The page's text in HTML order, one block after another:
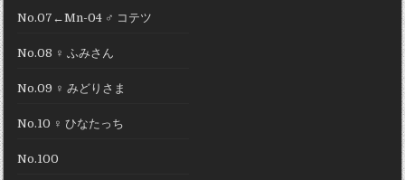
No.07←Mn-04 ♂ コテツ
No.08 ♀ ふみさん
No.09 ♀ みどりさま
No.10 ♀ ひなたっち
No.100